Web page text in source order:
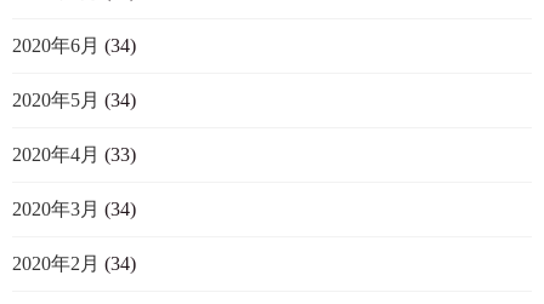
2020年6月 (34)
2020年5月 (34)
2020年4月 (33)
2020年3月 (34)
2020年2月 (34)